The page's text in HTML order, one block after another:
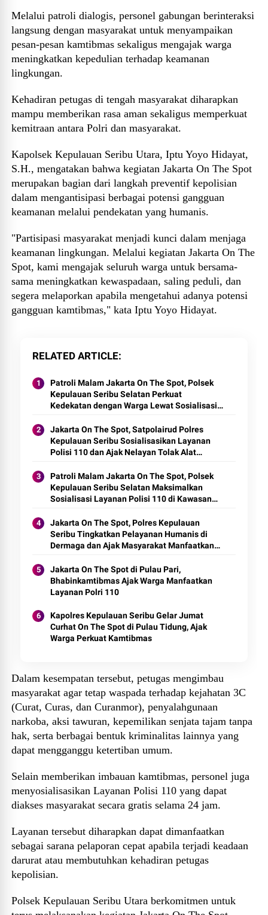
Melalui patroli dialogis, personel gabungan berinteraksi
langsung dengan masyarakat untuk menyampaikan
pesan-pesan kamtibmas sekaligus mengajak warga
meningkatkan kepedulian terhadap keamanan
lingkungan.
Kehadiran petugas di tengah masyarakat diharapkan
mampu memberikan rasa aman sekaligus memperkuat
kemitraan antara Polri dan masyarakat.
Kapolsek Kepulauan Seribu Utara, Iptu Yoyo Hidayat,
S.H., mengatakan bahwa kegiatan Jakarta On The Spot
merupakan bagian dari langkah preventif kepolisian
dalam mengantisipasi berbagai potensi gangguan
keamanan melalui pendekatan yang humanis.
"Partisipasi masyarakat menjadi kunci dalam menjaga
keamanan lingkungan. Melalui kegiatan Jakarta On The
Spot, kami mengajak seluruh warga untuk bersama-
sama meningkatkan kewaspadaan, saling peduli, dan
segera melaporkan apabila mengetahui adanya potensi
gangguan kamtibmas," kata Iptu Yoyo Hidayat.
RELATED ARTICLE
Patroli Malam Jakarta On The Spot, Polsek
Kepulauan Seribu Selatan Perkuat
Kedekatan dengan Warga Lewat Sosialisasi
Jakarta On The Spot, Satpolairud Polres
Kepulauan Seribu Sosialisasikan Layanan
Polisi 110 dan Ajak Nelayan Tolak Alat
Patroli Malam Jakarta On The Spot, Polsek
Kepulauan Seribu Selatan Maksimalkan
Sosialisasi Layanan Polisi 110 di Kawasan
Jakarta On The Spot, Polres Kepulauan
Seribu Tingkatkan Pelayanan Humanis di
Dermaga dan Ajak Masyarakat Manfaatkan
Jakarta On The Spot di Pulau Pari,
Bhabinkamtibmas Ajak Warga Manfaatkan
Layanan Polri 110
Kapolres Kepulauan Seribu Gelar Jumat
Curhat On The Spot di Pulau Tidung, Ajak
Warga Perkuat Kamtibmas
Dalam kesempatan tersebut, petugas mengimbau
masyarakat agar tetap waspada terhadap kejahatan 3C
(Curat, Curas, dan Curanmor), penyalahgunaan
narkoba, aksi tawuran, kepemilikan senjata tajam tanpa
hak, serta berbagai bentuk kriminalitas lainnya yang
dapat mengganggu ketertiban umum.
Selain memberikan imbauan kamtibmas, personel juga
menyosialisasikan Layanan Polisi 110 yang dapat
diakses masyarakat secara gratis selama 24 jam.
Layanan tersebut diharapkan dapat dimanfaatkan
sebagai sarana pelaporan cepat apabila terjadi keadaan
darurat atau membutuhkan kehadiran petugas
kepolisian.
Polsek Kepulauan Seribu Utara berkomitmen untuk